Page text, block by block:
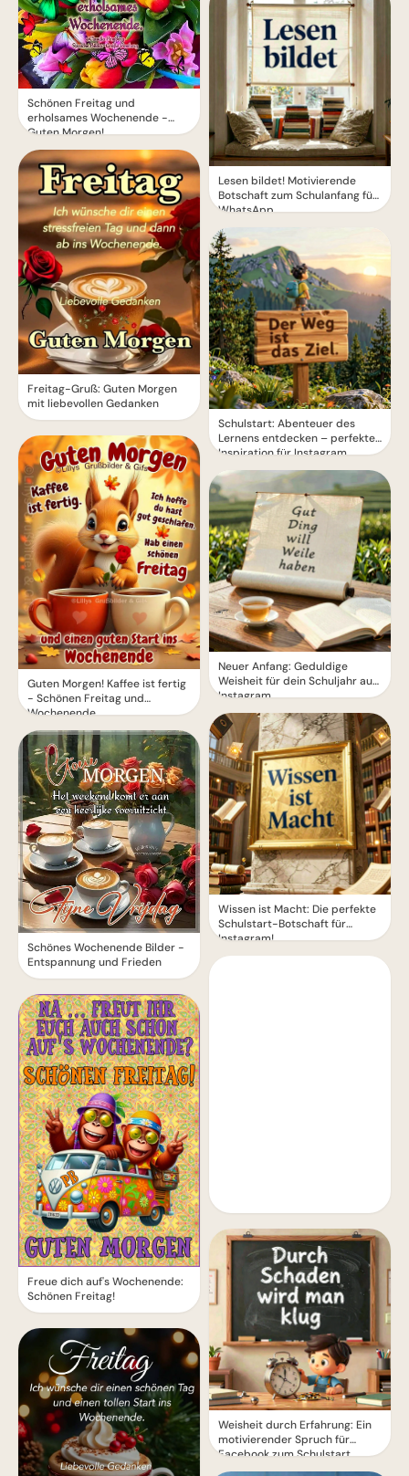
Schönen Freitag und
erholsames Wochenende -
Guten Morgen!
Freitag-Gruß: Guten Morgen
mit liebevollen Gedanken
Guten Morgen! Kaffee ist fertig
- Schönen Freitag und
Wochenende
Schönes Wochenende Bilder -
Entspannung und Frieden
Freue dich auf's Wochenende:
Schönen Freitag!
Lesen bildet! Motivierende
Botschaft zum Schulanfang für
WhatsApp
Schulstart: Abenteuer des
Lernens entdecken – perfekte
Inspiration für Instagram
Neuer Anfang: Geduldige
Weisheit für dein Schuljahr auf
Instagram.
Wissen ist Macht: Die perfekte
Schulstart-Botschaft für
Instagram!
Weisheit durch Erfahrung: Ein
motivierender Spruch für
Facebook zum Schulstart.